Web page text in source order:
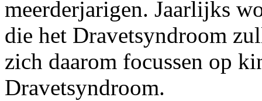
meerderjarigen. Jaarlijks
die het Dravetsyndroom
zich daarom focussen op
Dravetsyndroom.